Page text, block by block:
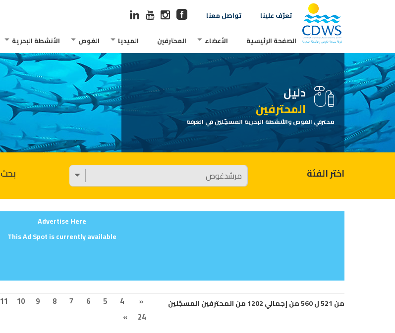
تعرّف علينا تواصل معنا
الصفحة الرئيسية الأعضاء المحترفين الميديا الغوص الأنشطة البحرية
دليل
المحترفين
محترفي الغوص والأنشطة البحرية المسجّلين في الغرفة
اختر الفئة بحث
Advertise Here
This Ad Spot is currently available
من 521 ل 560 من إجمالي 1202 من المحترفين المسجّلين «
4
5
6
7
8
9
10
11
24
»